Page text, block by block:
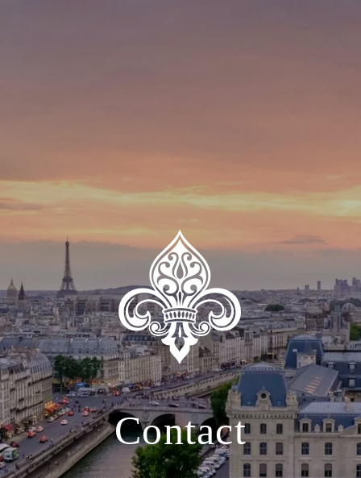
Contact